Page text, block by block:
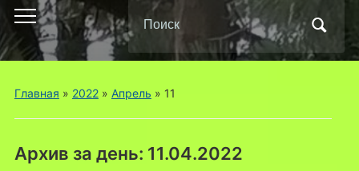
Переключить
мобильное
меню
Поиск
по:
Главная » 2022» Апрель » 11
Архив за день: 11.04.2022